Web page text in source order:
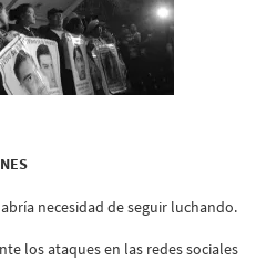
necesidad de seguir luchando.
los ataques en las redes sociales